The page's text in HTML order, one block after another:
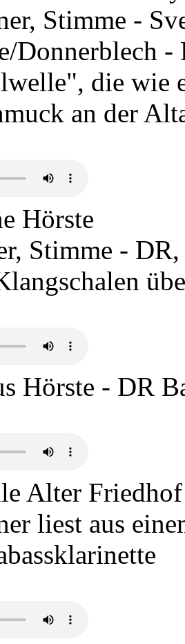
Stimme -
Donnerblech -
die wie
an der
Hörste
Stimme -
Hörste - DR
Alter
liest aus